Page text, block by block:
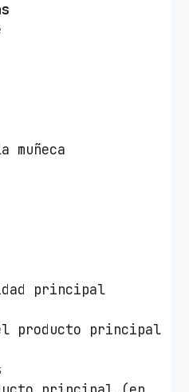
muñeca
principal
producto principal